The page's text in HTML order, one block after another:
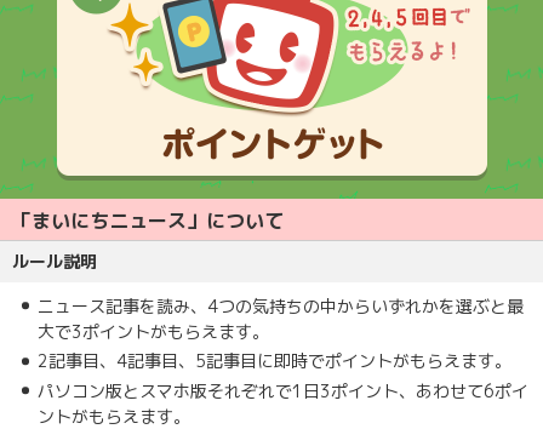
「まいにちニュース」について
ルール説明
ニュース記事を読み、4つの気持ちの中からいずれかを選ぶと最
大で3ポイントがもらえます。
2記事目、4記事目、5記事目に即時でポイントがもらえます。
パソコン版とスマホ版それぞれで1日3ポイント、あわせて6ポイ
ントがもらえます。